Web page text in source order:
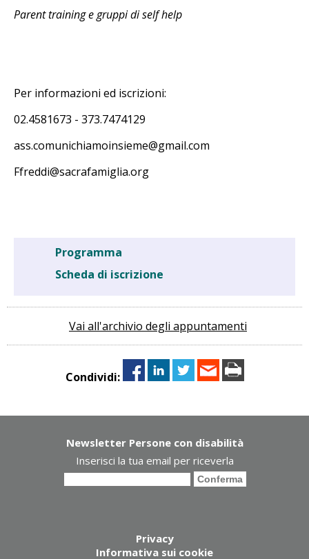
Parent training e gruppi di self help
Per informazioni ed iscrizioni:
02.4581673 - 373.7474129
ass.comunichiamoinsieme@gmail.com
Ffreddi@sacrafamiglia.org
Programma
Scheda di iscrizione
Vai all'archivio degli appuntamenti
Condividi:
Newsletter Persone con disabilità
Inserisci la tua email per riceverla
Privacy
Informativa sui cookie